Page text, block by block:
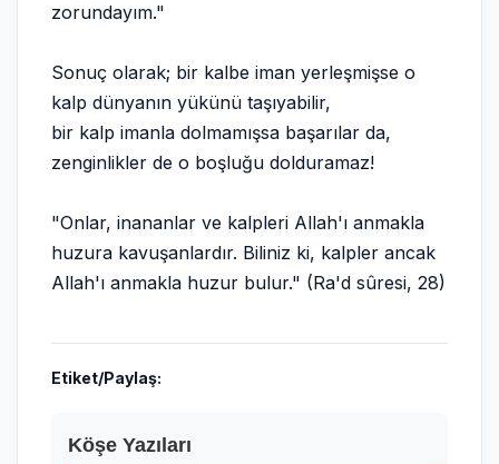
zorundayım."
Sonuç olarak; bir kalbe iman yerleşmişse o
kalp dünyanın yükünü taşıyabilir,
bir kalp imanla dolmamışsa başarılar da,
zenginlikler de o boşluğu dolduramaz!
"Onlar, inananlar ve kalpleri Allah'ı anmakla
huzura kavuşanlardır. Biliniz ki, kalpler ancak
Allah'ı anmakla huzur bulur." (Ra'd sûresi, 28)
Etiket/Paylaş:
Köşe Yazıları